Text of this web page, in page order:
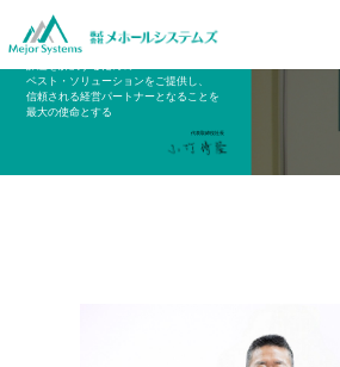
社長挨拶
ベスト・ソリューションをご提供し、
信頼される経営パートナーとなることを
最大の使命とする
代表取締役社長